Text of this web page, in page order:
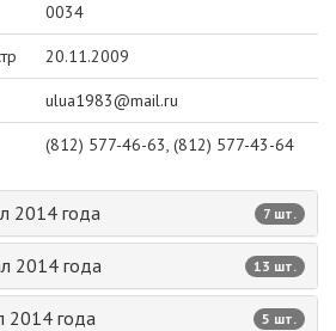
0034
20.11.2009
ulua1983@mail.ru
(812) 577-46-63, (812) 577-43-64
2014 года 7 шт.
2014 года 13 шт.
2014 года 5 шт.